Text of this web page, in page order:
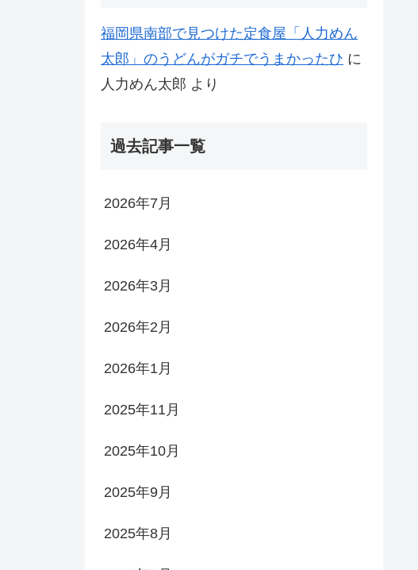
福岡県南部で見つけた定食屋「人力めん
太郎」のうどんがガチでうまかったひ に
人力めん太郎 より
過去記事一覧
2026年7月
2026年4月
2026年3月
2026年2月
2026年1月
2025年11月
2025年10月
2025年9月
2025年8月